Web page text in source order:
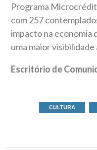
Programa
com 257
impacto na economia
uma maior
Escritório de
CULTURA